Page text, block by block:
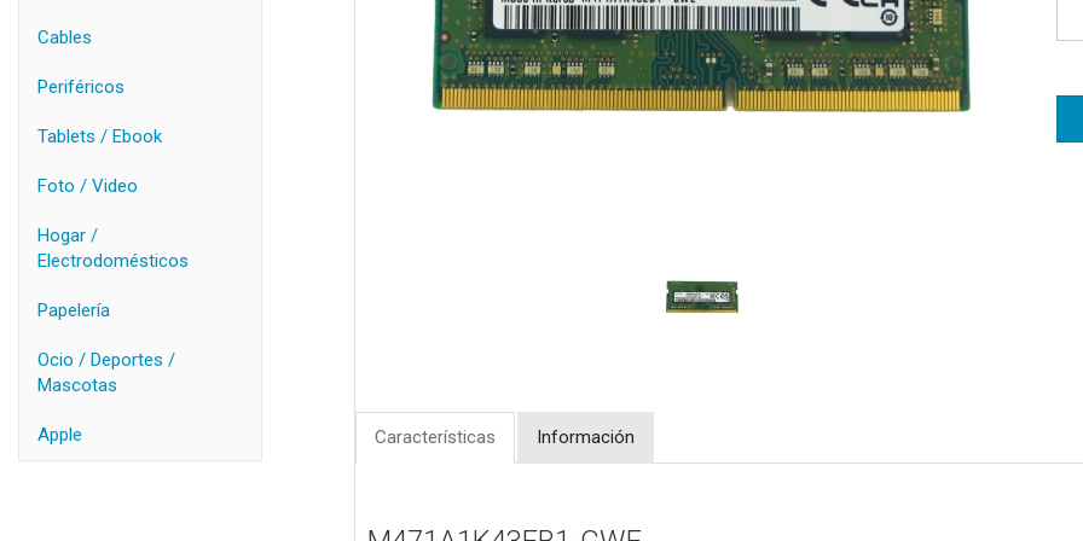
Cables
Periféricos
Tablets / Ebook
Foto / Video
Hogar /
Electrodomésticos
Papelería
Ocio / Deportes /
Mascotas
Apple Características Información